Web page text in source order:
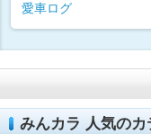
愛車ログ
みんカラ 人気のカ